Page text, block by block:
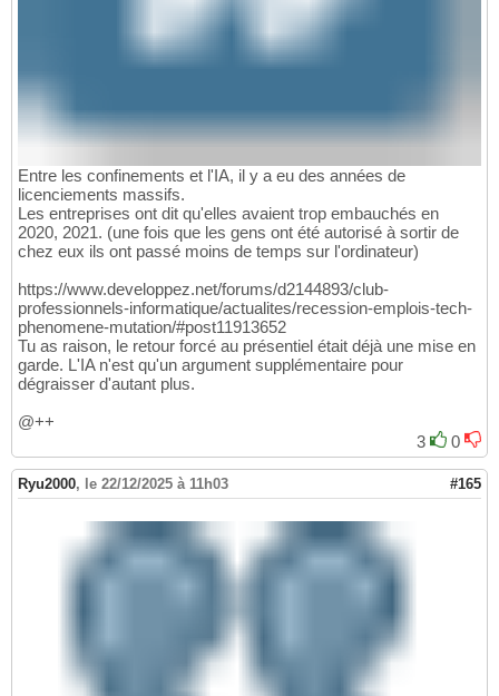
Entre les confinements et l'IA, il y a eu des années de
licenciements massifs.
Les entreprises ont dit qu'elles avaient trop embauchés en
2020, 2021. (une fois que les gens ont été autorisé à sortir de
chez eux ils ont passé moins de temps sur l'ordinateur)
https://www.developpez.net/forums/d2144893/club-
professionnels-informatique/actualites/recession-emplois-tech-
phenomene-mutation/#post11913652
Tu as raison, le retour forcé au présentiel était déjà une mise en
garde. L'IA n'est qu'un argument supplémentaire pour
dégraisser d'autant plus.
@++
3
0
Ryu2000, le 22/12/2025 à 11h03 #165